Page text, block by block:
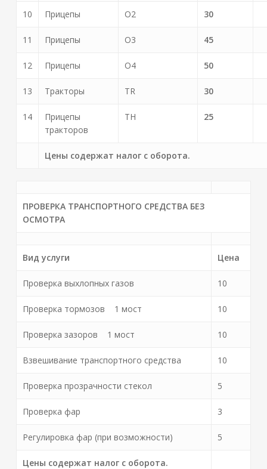
10 Прицепы O2 30
11 Прицепы O3 45
12 Прицепы O4 50
13 Тракторы TR 30
14
Прицепы
тракторов
TH 25
Цены содержат налог с оборота.
ПРОВЕРКА ТРАНСПОРТНОГО СРЕДСТВА БЕЗ
ОСМОТРА
Вид услуги Цена
Проверка выхлопных газов 10
Проверка тормозов 1 мост 10
Проверка зазоров 1 мост 10
Взвешивание транспортного средства 10
Проверка прозрачности стекол 5
Проверка фар 3
Регулировка фар (при возможности) 5
Цены содержат налог с оборота.